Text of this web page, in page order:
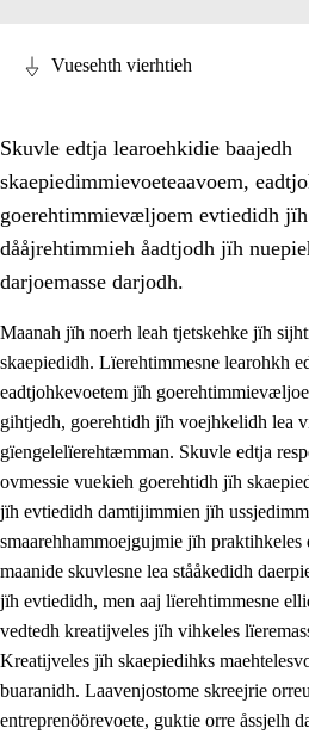
1.1 Almetjeaarvoe
1.2 Identiteete jïh kulturellen
1.3 Laejhtehks ussjedimmie jïh
Skaepiedimmievoeteaavoe,
goerehtimmievæljoe
1.5 Eatnemem krööhkestidh jïh
1.6 Demokratije jïh
Vuesehth vierhtieh
Skuvle edtja learoehkidie baajedh
skaepiedimmievoeteaavoem,
goerehtimmievæljoem evtiedidh
dååjrehtimmieh åadtjodh jïh
darjoemasse darjodh.
Maanah jïh noerh leah tjetskehke jïh
skaepiedidh. Lïerehtimmesne learohkh
eadtjohkevoetem jïh
gihtjedh, goerehtidh jïh voejhkelidh lea
gïengelelïerehtæmman. Skuvle edtja
ovmessie vuekieh goerehtidh jïh
jïh evtiedidh damtijimmien jïh
smaarehhammoejgujmie jïh
maanide skuvlesne lea stååkedidh
jïh evtiedidh, men aaj lïerehtimmesne
vedtedh kreatijveles jïh vihkeles
Kreatijveles jïh skaepiedihks
buaranidh. Laavenjostome skreejrie
entreprenöörevoete, guktie orre åssjelh